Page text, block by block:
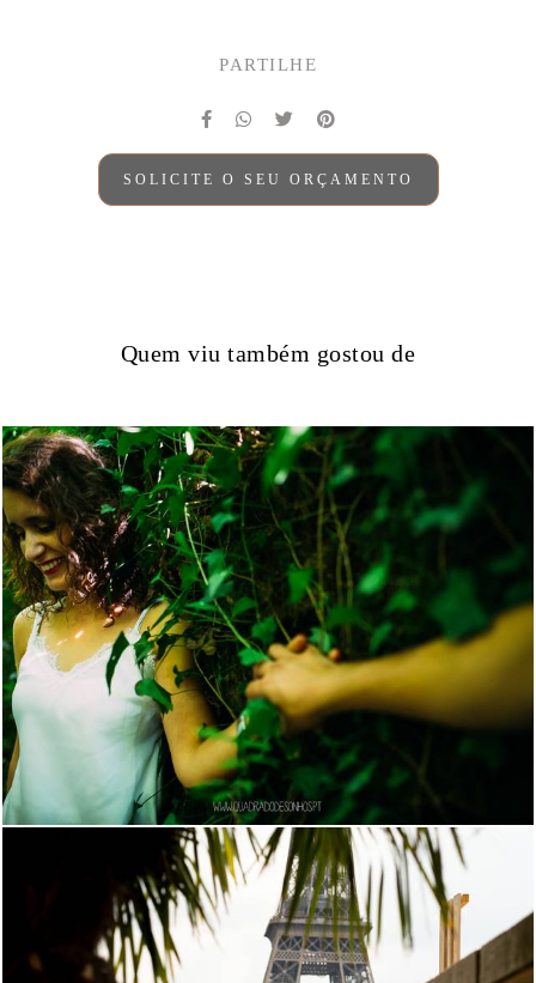
PARTILHE
SOLICITE O SEU ORÇAMENTO
Quem viu também gostou de